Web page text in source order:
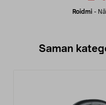
Roidmi -
Saman